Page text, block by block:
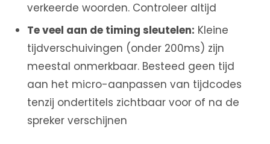
verkeerde woorden. Controleer altijd
Te veel aan de timing sleutelen: Kleine
tijdverschuivingen (onder 200ms) zijn
meestal onmerkbaar. Besteed geen tijd
aan het micro-aanpassen van tijdcodes
tenzij ondertitels zichtbaar voor of na de
spreker verschijnen